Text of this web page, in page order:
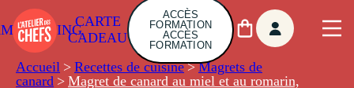
CARTE
CADEAU
ACCÈS
FORMATION
ACCÈS
FORMATION
Accueil > Recettes de cuisine > Magrets de
canard > Magret de canard au miel et au romarin,